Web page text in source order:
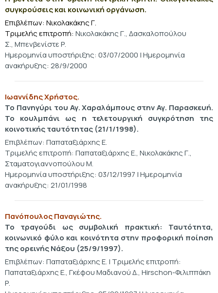
συγκρούσεις και κοινωνική οργάνωση.
Επιβλέπων: Νικολακάκης Γ.
Τριμελής επιτροπή: Νικολακάκης Γ., Δασκαλοπούλου
Σ., Μπενβενίστε Ρ.
Ημερομηνία υποστήριξης: 03/07/2000 | Ημερομηνία
ανακήρυξης: 28/9/2000
Ιωαννίδης Χρήστος.
Το Πανηγύρι του Αγ. Χαραλάμπους στην Αγ. Παρασκευή.
Το κουλμπάνι ως η τελετουργική συγκρότηση της
κοινοτικής ταυτότητας (21/1/1998).
Επιβλέπων: Παπαταξιάρχης Ε.
Τριμελής επιτροπή: Παπαταξιάρχης Ε., Νικολακάκης Γ.,
Σταματογιαννοπούλου Μ.
Ημερομηνία υποστήριξης: 03/12/1997 | Ημερομηνία
ανακήρυξης: 21/01/1998
Πανόπουλος Παναγιώτης.
Το τραγούδι ως συμβολική πρακτική: Ταυτότητα,
κοινωνικό φύλο και κοινότητα στην προφορική ποίηση
της ορεινής Νάξου (25/9/1997).
Επιβλέπων: Παπαταξιάρχης Ε. | Τριμελής επιτροπή:
Παπαταξιάρχης Ε., Γκέφου Μαδιανού Δ., Hirschon-Φιλιππάκη
Ρ.